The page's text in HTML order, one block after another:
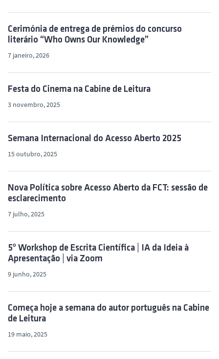
Cerimónia de entrega de prémios do concurso
literário “Who Owns Our Knowledge”
7 janeiro, 2026
Festa do Cinema na Cabine de Leitura
3 novembro, 2025
Semana Internacional do Acesso Aberto 2025
15 outubro, 2025
Nova Política sobre Acesso Aberto da FCT: sessão de
esclarecimento
7 julho, 2025
5º Workshop de Escrita Científica | IA da Ideia à
Apresentação | via Zoom
9 junho, 2025
Começa hoje a semana do autor português na Cabine
de Leitura
19 maio, 2025